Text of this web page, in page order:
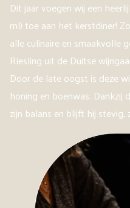
Dit jaar voegen wij een
ml) toe aan het kerstdiner!
alle culinaire en smaakvolle
Riesling uit de Duitse
Door de late oogst is deze
honing en boenwas. Dankzij
zijn balans en blijft hij